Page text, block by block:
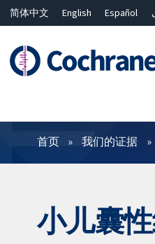
简体中文 English Español
过滤
首页 我们的证据
小儿囊